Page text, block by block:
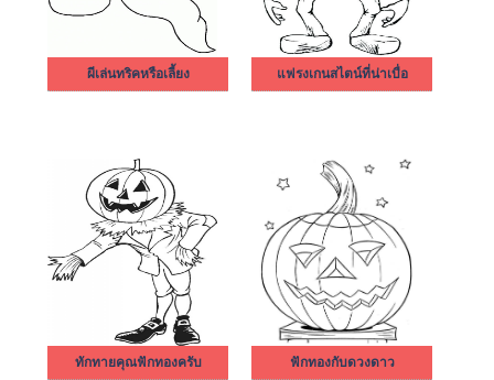
ผีเล่นทริคหรือเลี้ยง แฟรงเกนสไตน์ที่น่าเบื่อ
ทักทายคุณฟักทองครับ ฟักทองกับดวงดาว